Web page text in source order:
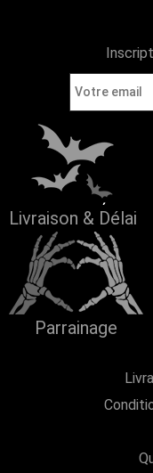
Livraison & Délai
Parrainage